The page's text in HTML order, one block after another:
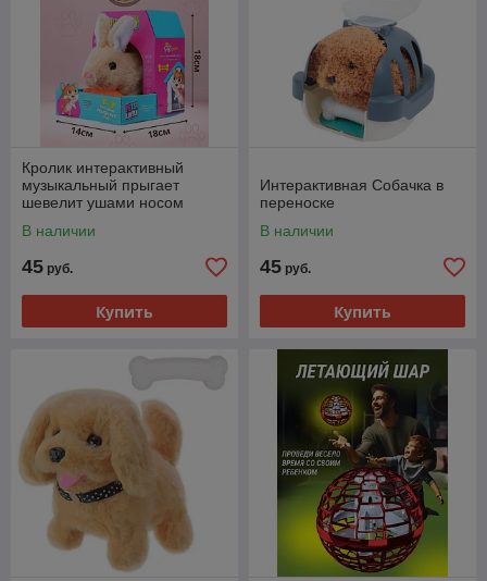
Кролик интерактивный
музыкальный прыгает
шевелит ушами носом
В наличии
45 руб.
Купить
Интерактивная Собачка в
переноске
В наличии
45 руб.
Купить